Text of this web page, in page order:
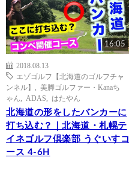
16:05
2018.08.13
エゾゴルフ【北海道のゴルフチャ
ンネル】
美脚ゴルファー・Kanaち
ゃん
ADAS はたやん
北海道の形をしたバンカーに
打ち込む？｜北海道・札幌テ
イネゴルフ倶楽部 うぐいすコ
ース 4-6H